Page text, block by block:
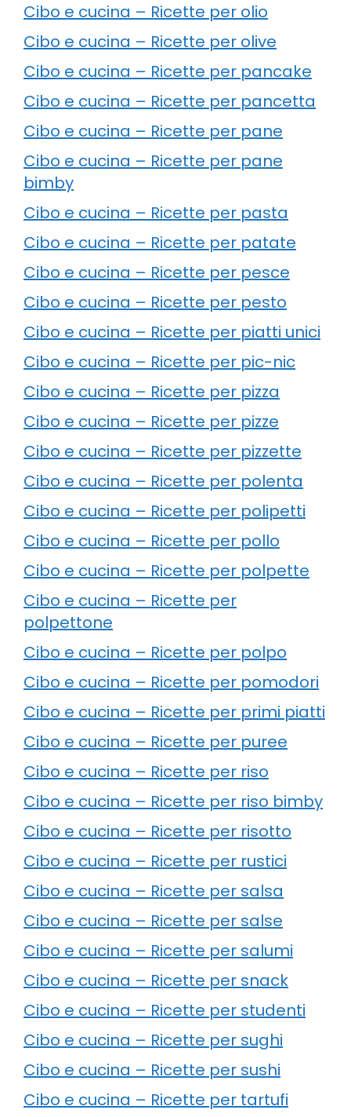
Cibo e cucina – Ricette per olio
Cibo e cucina – Ricette per olive
Cibo e cucina – Ricette per pancake
Cibo e cucina – Ricette per pancetta
Cibo e cucina – Ricette per pane
Cibo e cucina – Ricette per pane
bimby
Cibo e cucina – Ricette per pasta
Cibo e cucina – Ricette per patate
Cibo e cucina – Ricette per pesce
Cibo e cucina – Ricette per pesto
Cibo e cucina – Ricette per piatti unici
Cibo e cucina – Ricette per pic-nic
Cibo e cucina – Ricette per pizza
Cibo e cucina – Ricette per pizze
Cibo e cucina – Ricette per pizzette
Cibo e cucina – Ricette per polenta
Cibo e cucina – Ricette per polipetti
Cibo e cucina – Ricette per pollo
Cibo e cucina – Ricette per polpette
Cibo e cucina – Ricette per
polpettone
Cibo e cucina – Ricette per polpo
Cibo e cucina – Ricette per pomodori
Cibo e cucina – Ricette per primi piatti
Cibo e cucina – Ricette per puree
Cibo e cucina – Ricette per riso
Cibo e cucina – Ricette per riso bimby
Cibo e cucina – Ricette per risotto
Cibo e cucina – Ricette per rustici
Cibo e cucina – Ricette per salsa
Cibo e cucina – Ricette per salse
Cibo e cucina – Ricette per salumi
Cibo e cucina – Ricette per snack
Cibo e cucina – Ricette per studenti
Cibo e cucina – Ricette per sughi
Cibo e cucina – Ricette per sushi
Cibo e cucina – Ricette per tartufi